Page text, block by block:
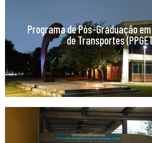
Programa de Pós-Graduação
de Transportes